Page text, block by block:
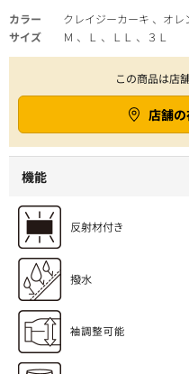
カラー
クレイジーカーキ 、オレ
サイズ
Ｍ 、Ｌ 、ＬＬ 、３Ｌ
この商品は店
店舗
機能